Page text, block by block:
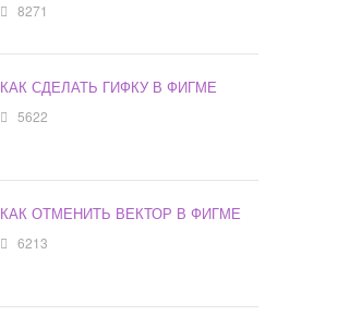
8271
КАК СДЕЛАТЬ ГИФКУ В ФИГМЕ
5622
КАК ОТМЕНИТЬ ВЕКТОР В ФИГМЕ
6213